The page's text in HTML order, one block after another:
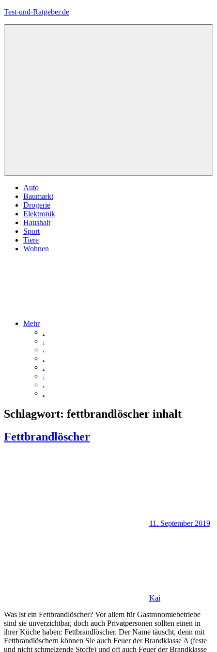
Zum
Test-und-Ratgeber.de
Auto
Baumarkt
Drogerie
Elektronik
Haushalt
Sport
Tiere
Wohnen
Mehr
.
.
.
.
.
.
.
.
Schlagwort: fettbrandlöscher inhalt
Fettbrandlöscher
11. September 2019
Kai
Was ist ein Fettbrandlöscher? Vor allem für Gastronomiebetriebe
sind sie unverzichtbar, doch auch Privatpersonen sollten einen in
ihrer Küche haben: Fettbrandlöscher. Der Name täuscht, denn mit
Fettbrandlöschern können Sie auch Feuer der Brandklasse A (feste
und nicht schmelzende Stoffe) und oft auch Feuer der Brandklasse